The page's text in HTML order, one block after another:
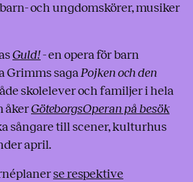
och ungdomskörer, musiker
Guld!- en opera för barn
Grimms sagaPojken och den
skolelever och familjer i hela
åkerGöteborgsOperan på besök
sångare till scener, kulturhus
april.
se respektive